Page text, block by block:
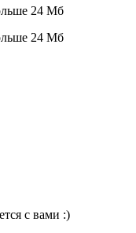
24 Мб
24 Мб
с вами :)